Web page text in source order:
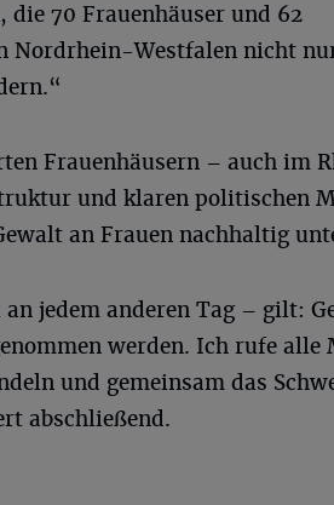
70 Frauenhäuser und 62
Nordrhein-Westfalen nicht
Frauenhäusern – auch im
und klaren politischen
an Frauen nachhaltig
jedem anderen Tag – gilt:
werden. Ich rufe alle
und gemeinsam das
abschließend.